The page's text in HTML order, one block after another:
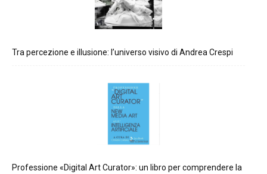
Tra percezione e illusione: l’universo visivo di Andrea Crespi
Professione «Digital Art Curator»: un libro per comprendere la